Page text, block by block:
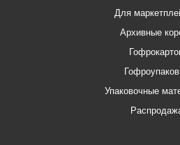
Для
Архивные
Упаковочные